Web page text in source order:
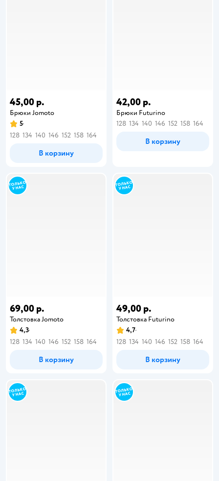
45,00 р.
Брюки Jomoto
5
128 134 140 146 152 158 164
В корзину
42,00 р.
Брюки Futurino
128 134 140 146 152 158 164
В корзину
69,00 р.
Толстовка Jomoto
4,3
128 134 140 146 152 158 164
В корзину
49,00 р.
Толстовка Futurino
4,7
128 134 140 146 152 158 164
В корзину